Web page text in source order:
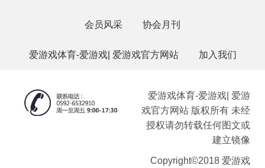
会员风采 协会月刊
爱游戏体育-爱游戏| 爱游戏官方网站 加入我们
爱游戏体育-爱游戏| 爱游
戏官方网站 版权所有 未经
授权请勿转载任何图文或
建立镜像
Copyright©2018 爱游戏